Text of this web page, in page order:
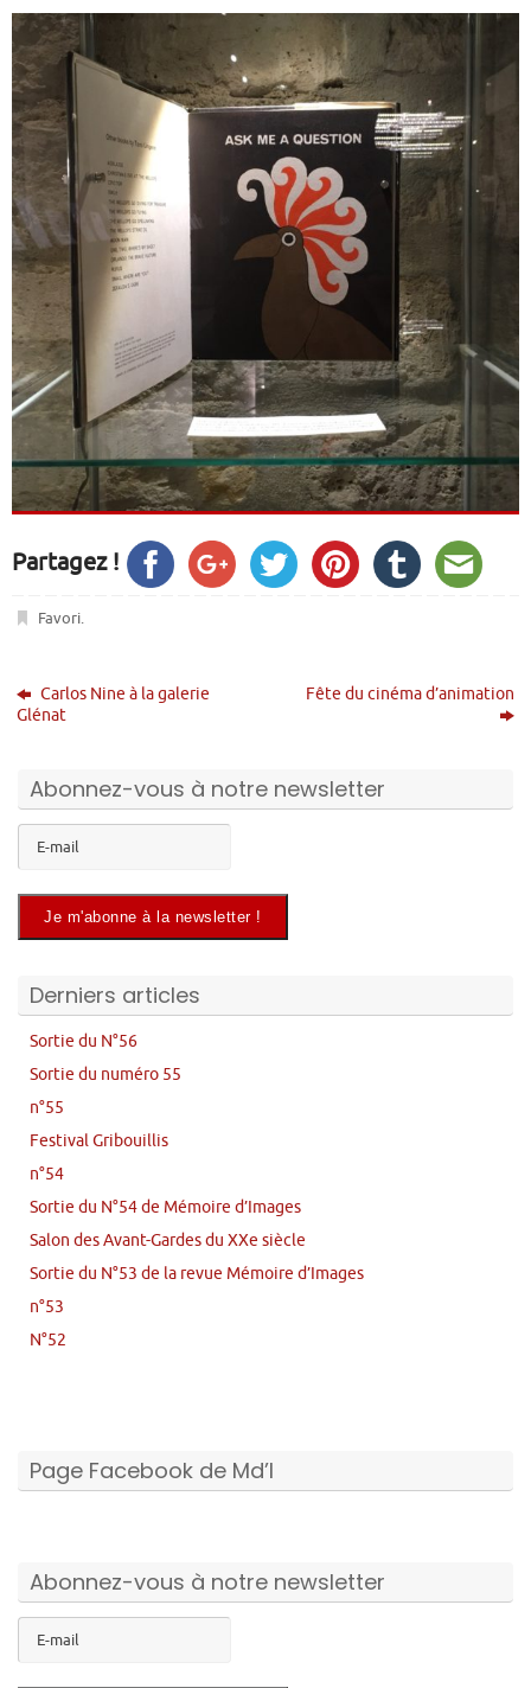
Partagez !
Favori.
Carlos Nine à la galerie
Glénat
Fête du cinéma d’animation
Abonnez-vous à notre newsletter
Derniers articles
Sortie du N°56
Sortie du numéro 55
n°55
Festival Gribouillis
n°54
Sortie du N°54 de Mémoire d’Images
Salon des Avant-Gardes du XXe siècle
Sortie du N°53 de la revue Mémoire d’Images
n°53
N°52
Page Facebook de Md’I
Abonnez-vous à notre newsletter